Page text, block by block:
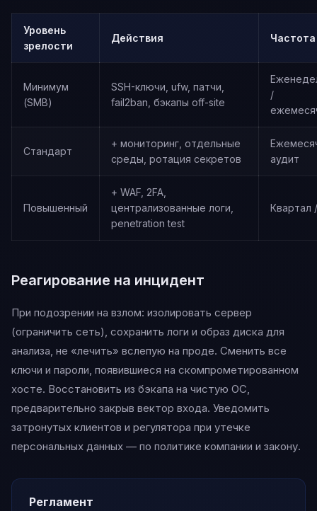
Уровень
зрелости
Действия Частота
Минимум
(SMB)
SSH-ключи, ufw, патчи,
fail2ban, бэкапы off-site
/
Стандарт
+ мониторинг, отдельные
среды, ротация секретов
аудит
Повышенный
+ WAF, 2FA,
централизованные логи,
penetration test
Квартал
Реагирование на инцидент
При подозрении на взлом: изолировать сервер
(ограничить сеть), сохранить логи и образ диска для
анализа, не «лечить» вслепую на проде. Сменить все
ключи и пароли, появившиеся на скомпрометированном
хосте. Восстановить из бэкапа на чистую ОС,
предварительно закрыв вектор входа. Уведомить
затронутых клиентов и регулятора при утечке
персональных данных — по политике компании и закону.
Регламент